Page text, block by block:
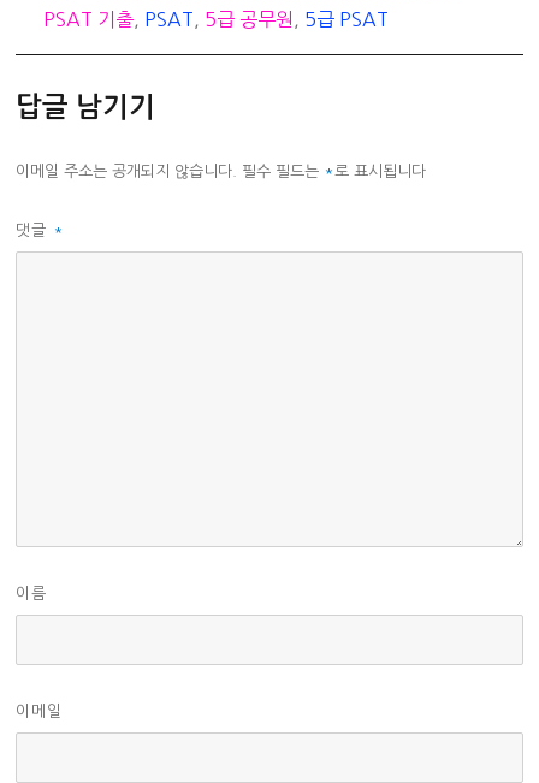
리
PSAT 기출
PSAT 5급 공무원 5급 PSAT
답글 남기기
이메일 주소는 공개되지 않습니다. 필수 필드는 * 로 표시됩니다
댓글 *
이름
이메일